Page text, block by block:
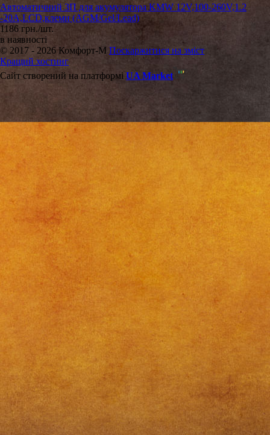
Автоматичний ЗП для акумулятора KMW 12V,100-260V,1.2
-20А,LCD,клеми (AGM/Gel/Lead)
1186 грн./шт.
в наявності
© 2017 - 2026 Комфорт-М Поскаржитися на зміст
Кращий хостинг
Сайт створений на платформі UA Market